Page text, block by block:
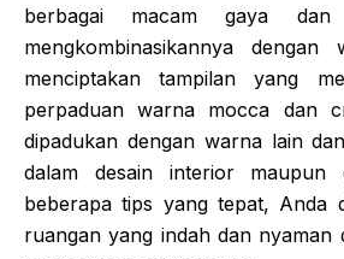
berbagai macam gaya
mengkombinasikannya
menciptakan tampilan yang
perpaduan warna mocca dan
dipadukan dengan warna lain
dalam desain interior maupun
beberapa tips yang tepat, Anda
ruangan yang indah dan nyaman